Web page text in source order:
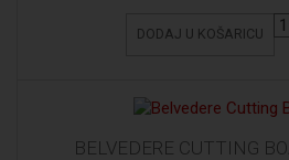
DODAJ U KOŠARICU
BELVEDERE CUTTING